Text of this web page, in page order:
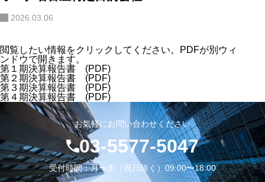
2026.03.06
閲覧したい情報をクリックしてください。PDFが別ウィ
ンドウで開きます。
第１期決算報告書 (PDF)
第２期決算報告書 (PDF)
第３期決算報告書 (PDF)
第４期決算報告書 (PDF)
お気軽にお問い合わせください
03-5577-5047
受付時間：月〜木（祝日除く）09:00〜18:00